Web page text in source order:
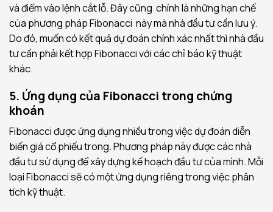
và điểm vào lệnh cắt lỗ. Đây cũng chính là những hạn chế
của phương pháp Fibonacci này mà nhà đầu tư cần lưu ý.
Do đó, muốn có kết quả dự đoán chính xác nhất thì nhà đầu
tư cần phải kết hợp Fibonacci với các chỉ báo kỹ thuật
khác.
5. Ứng dụng của Fibonacci trong chứng
khoán
Fibonacci được ứng dụng nhiều trong việc dự đoán diễn
biến giá cổ phiếu trong. Phương pháp này được các nhà
đầu tư sử dụng để xây dựng kế hoạch đầu tư của mình. Mỗi
loại Fibonacci sẽ có một ứng dụng riêng trong việc phân
tích kỹ thuật.